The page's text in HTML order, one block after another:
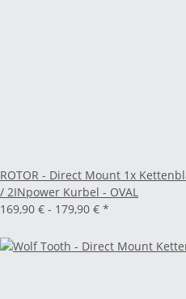
ROTOR - Direct Mount 1x
/ 2INpower Kurbel - OVAL
169,90 € - 179,90 € *